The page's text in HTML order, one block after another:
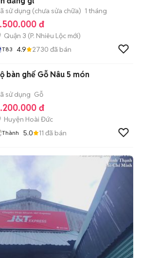
sử dụng (chưa sửa chữa) 1 tháng
đ
Quận 3 (P. Nhiêu Lộc mới)
T83 4.9 2730 đã bán
Bộ bàn ghế Gỗ Nâu 5 món
sử dụng Gỗ
đ
Huyện Hoài Đức
Thành 5.0 11 đã bán